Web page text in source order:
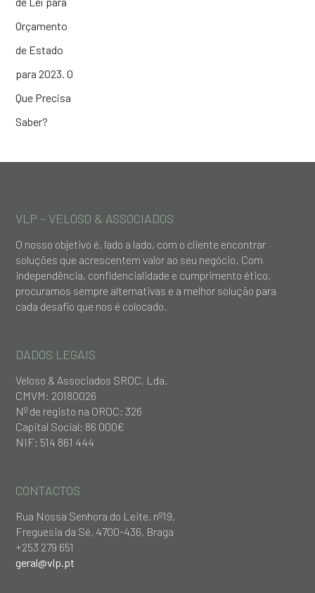
VLP – VELOSO & ASSOCIADOS
O nosso objetivo é, lado a lado, com o cliente encontrar
soluções que acrescentem valor ao seu negócio. Com
independência, confidencialidade e cumprimento ético,
procuramos sempre alternativas e a melhor solução para
cada desafio que nos é colocado.
DADOS LEGAIS
Veloso & Associados SROC, Lda.
CMVM: 20180026
Nº de registo na OROC: 326
Capital Social: 86 000€
NIF: 514 861 444
CONTACTOS
Rua Nossa Senhora do Leite, nº19,
Freguesia da Sé, 4700-436, Braga
+253 279 651
geral@vlp.pt